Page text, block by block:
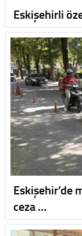
Eskişehirli
Eskişehir’de
ceza …